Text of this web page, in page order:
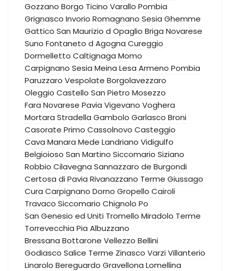
Gozzano Borgo Ticino Varallo Pombia
Grignasco Invorio Romagnano Sesia Ghemme
Gattico San Maurizio d Opaglio Briga Novarese
Suno Fontaneto d Agogna Cureggio
Dormelletto Caltignaga Momo
Carpignano Sesia Meina Lesa Armeno Pombia
Paruzzaro Vespolate Borgolavezzaro
Oleggio Castello San Pietro Mosezzo
Fara Novarese Pavia Vigevano Voghera
Mortara Stradella Gambolo Garlasco Broni
Casorate Primo Cassolnovo Casteggio
Cava Manara Mede Landriano Vidigulfo
Belgioioso San Martino Siccomario Siziano
Robbio Cilavegna Sannazzaro de Burgondi
Certosa di Pavia Rivanazzano Terme Giussago
Cura Carpignano Dorno Gropello Cairoli
Travaco Siccomario Chignolo Po
San Genesio ed Uniti Tromello Miradolo Terme
Torrevecchia Pia Albuzzano
Bressana Bottarone Vellezzo Bellini
Godiasco Salice Terme Zinasco VarziVillanterio
Linarolo Bereguardo Gravellona Lomellina